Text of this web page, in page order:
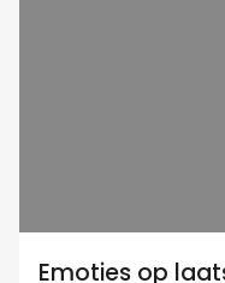
Emoties op